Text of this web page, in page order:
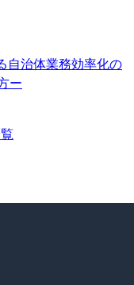
自治体業務効率化の
ー